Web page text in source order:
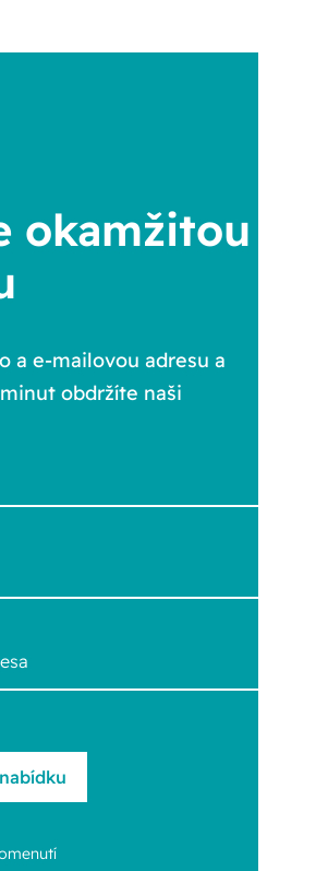
okamžitou
a e-mailovou adresu a
obdržíte naši